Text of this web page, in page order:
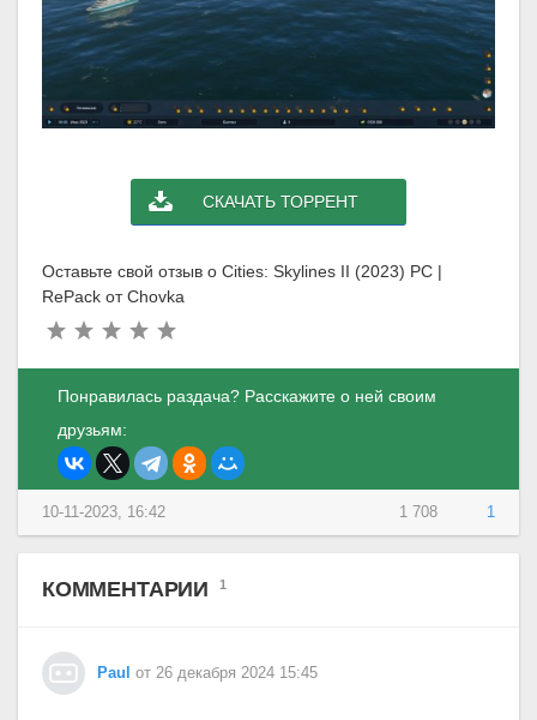
СКАЧАТЬ ТОРРЕНТ
Оставьте свой отзыв о Cities: Skylines II (2023) PC |
RePack от Chovka
Понравилась раздача? Расскажите о ней своим
друзьям:
1 708 1
10-11-2023, 16:42
КОММЕНТАРИИ 1
Paul от 26 декабря 2024 15:45